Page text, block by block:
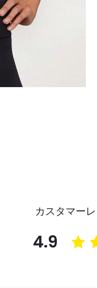
カスタマー
4.9